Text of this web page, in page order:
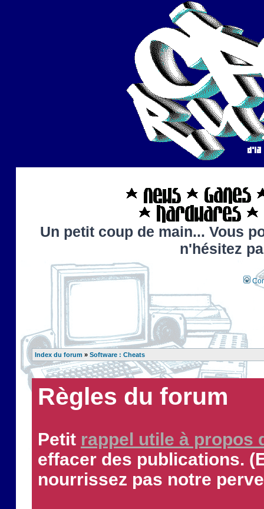
Un petit coup de main... Vous
n'hésitez
Index du forum » Software : Cheats
Règles du forum
Petit rappel utile à propos
effacer des publications.
nourrissez pas notre